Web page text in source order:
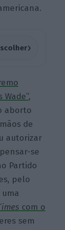
›
,
aborto
de
autorizar
se
Partido
pelo
com o
sem